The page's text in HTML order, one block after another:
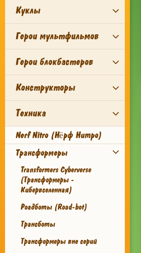
Куклы
Герои мультфильмов
Герои блокбастеров
Конструкторы
Техника
Nerf Nitro (Нёрф Нитро)
Трансформеры
Transformers Cyberverse
(Трансформеры -
Кибервселенная)
Роадботы (Road-bot)
Трансботы
Трансформеры вне серий